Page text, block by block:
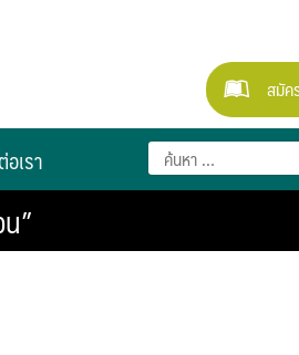
สมัค
เรา
”